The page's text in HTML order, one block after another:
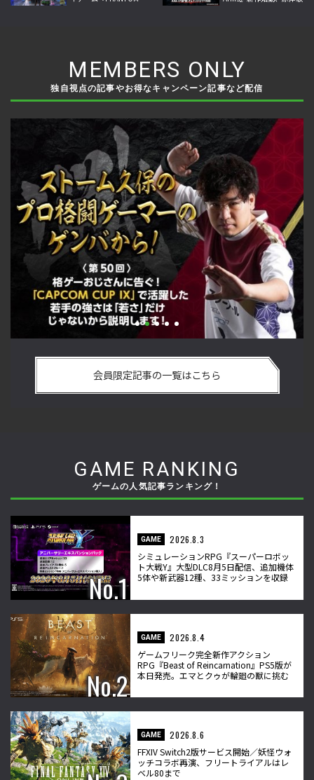
MEMBERS ONLY
独自視点の記事やお得なキャンペーン記事など配信
の強さは 「若さ」だけじゃないから説明します！【ストーム
久保のプロ格闘ゲーマーのゲンバから！ 第50回】
会員限定記事の一覧はこちら
GAME RANKING
ゲームの人気記事ランキング！
GAME
2026.8.3
シミュレーションRPG『スーパーロボッ
ト大戦Y』大型DLC8月5日配信、追加機体
5体や新武器12種、33ミッションを収録
GAME
2026.8.4
ゲームフリーク完全新作アクション
RPG『Beast of Reincarnation』PS5版が
本日発売。エマとクゥが輪廻の獣に挑む
GAME
2026.8.6
FFXIV Switch2版サービス開始／妖怪ウォ
ッチコラボ再演、フリートライアルはレ
ベル80まで